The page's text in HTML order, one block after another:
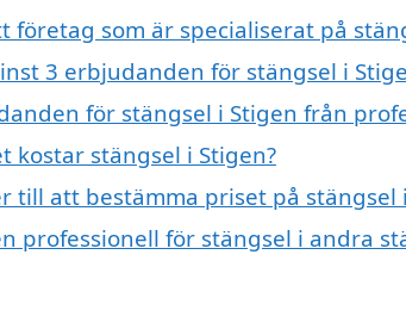
företag som är specialiserat på
3 erbjudanden för stängsel i
för stängsel i Stigen från
kostar stängsel i Stigen?
till att bestämma priset på stängsel
professionell för stängsel i andra